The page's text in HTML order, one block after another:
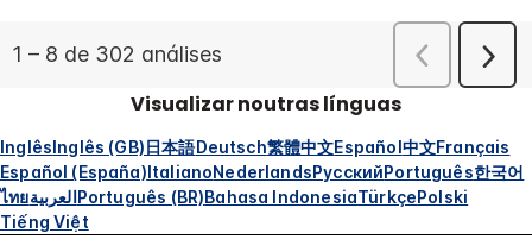
Visualizar noutras línguas
InglêsInglês (GB)日本語Deutsch繁體中文Español中文Français
Español (España)ItalianoNederlandsРусскийPortuguês한국어
ไทยالعربيةPortuguês (BR)Bahasa IndonesiaTürkçePolski
Tiếng Việt